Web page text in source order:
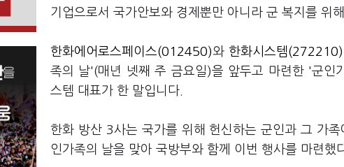
기업으로서 국가안보와 경제뿐만 아니라 군 복지를 위
한화에어로스페이스(012450)와 한화시스템(272210)
족의 날'(매년 넷째 주 금요일)을 앞두고 마련한 '군인
스템 대표가 한 말입니다.
한화 방산 3사는 국가를 위해 헌신하는 군인과 그 가
인가족의 날을 맞아 국방부와 함께 이번 행사를 마련했